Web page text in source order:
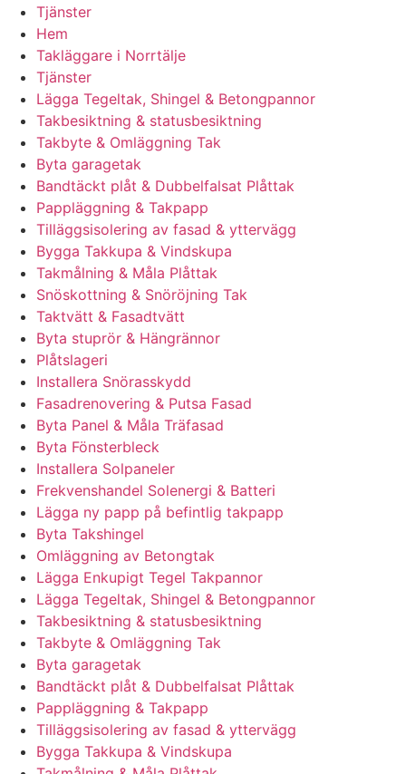
Tjänster
Hem
Takläggare i Norrtälje
Tjänster
Lägga Tegeltak, Shingel & Betongpannor
Takbesiktning & statusbesiktning
Takbyte & Omläggning Tak
Byta garagetak
Bandtäckt plåt & Dubbelfalsat Plåttak
Pappläggning & Takpapp
Tilläggsisolering av fasad & yttervägg
Bygga Takkupa & Vindskupa
Takmålning & Måla Plåttak
Snöskottning & Snöröjning Tak
Taktvätt & Fasadtvätt
Byta stuprör & Hängrännor
Plåtslageri
Installera Snörasskydd
Fasadrenovering & Putsa Fasad
Byta Panel & Måla Träfasad
Byta Fönsterbleck
Installera Solpaneler
Frekvenshandel Solenergi & Batteri
Lägga ny papp på befintlig takpapp
Byta Takshingel
Omläggning av Betongtak
Lägga Enkupigt Tegel Takpannor
Lägga Tegeltak, Shingel & Betongpannor
Takbesiktning & statusbesiktning
Takbyte & Omläggning Tak
Byta garagetak
Bandtäckt plåt & Dubbelfalsat Plåttak
Pappläggning & Takpapp
Tilläggsisolering av fasad & yttervägg
Bygga Takkupa & Vindskupa